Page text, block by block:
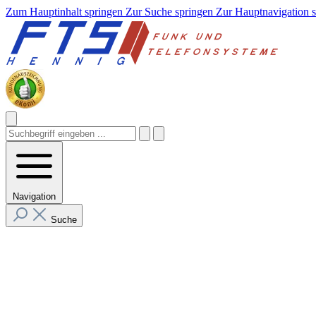
Zum Hauptinhalt springen Zur Suche springen Zur Hauptnavigation
Navigation
Suche